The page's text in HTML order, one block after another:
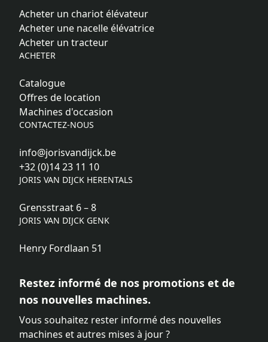
Acheter un chariot élévateur
Acheter une nacelle élévatrice
Acheter un tracteur
ACHETER
Catalogue
Offres de location
Machines d'occasion
CONTACTEZ-NOUS
info@jorisvandijck.be
+32 (0)14 23 11 10
JORIS VAN DIJCK HERENTALS
Grensstraat 6 – 8
JORIS VAN DIJCK GENK
Henry Fordlaan 51
Restez informé de nos promotions et de
nos nouvelles machines.
Vous souhaitez rester informé des nouvelles
machines et autres mises à jour ?